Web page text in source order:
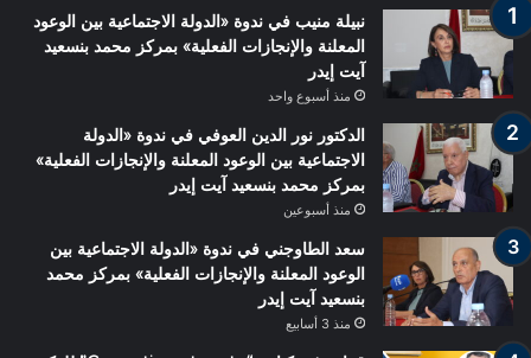
نبيلة منيب في ندوة «الدولة الاجتماعية بين الوعود
المعلنة والإنجازات الفعلية» بمركز محمد بنسعيد
آيت إيدر
منذ أسبوع واحد
الدكتور نور الدين العوفي في ندوة «الدولة
الاجتماعية بين الوعود المعلنة والإنجازات الفعلية»
بمركز محمد بنسعيد آيت إيدر
منذ أسبوعين
سعد الطاوجني في ندوة «الدولة الاجتماعية بين
الوعود المعلنة والإنجازات الفعلية» بمركز محمد
بنسعيد آيت إيدر
منذ 3 أسابيع